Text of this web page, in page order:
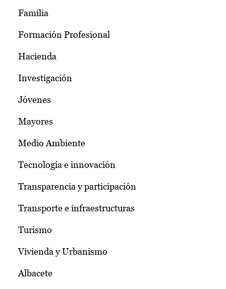
Familia
Formación Profesional
Hacienda
Investigación
Jóvenes
Mayores
Medio Ambiente
Tecnología e innovación
Transparencia y participación
Transporte e infraestructuras
Turismo
Vivienda y Urbanismo
Albacete